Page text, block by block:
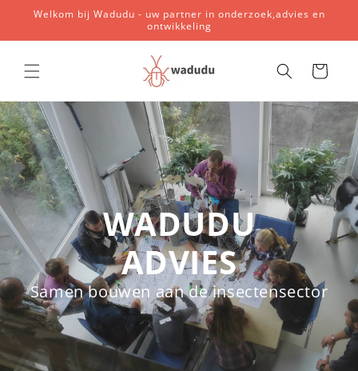
naar de
Welkom bij Wadudu - uw partner in onderzoek,advies en
ontwikkeling
Winkelwagen
WADUDU
ADVIES
Samen bouwen aan de insectensector